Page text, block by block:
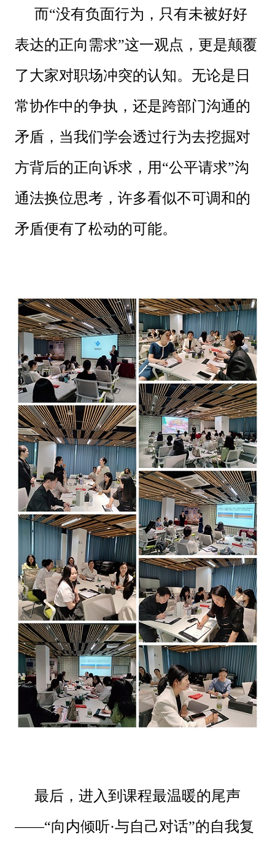
而“没有负面行为，只有未被好好
表达的正向需求”这一观点，更是颠覆
了大家对职场冲突的认知。无论是日
常协作中的争执，还是跨部门沟通的
矛盾，当我们学会透过行为去挖掘对
方背后的正向诉求，用“公平请求”沟
通法换位思考，许多看似不可调和的
矛盾便有了松动的可能。
最后，进入到课程最温暖的尾声
——“向内倾听·与自己对话”的自我复